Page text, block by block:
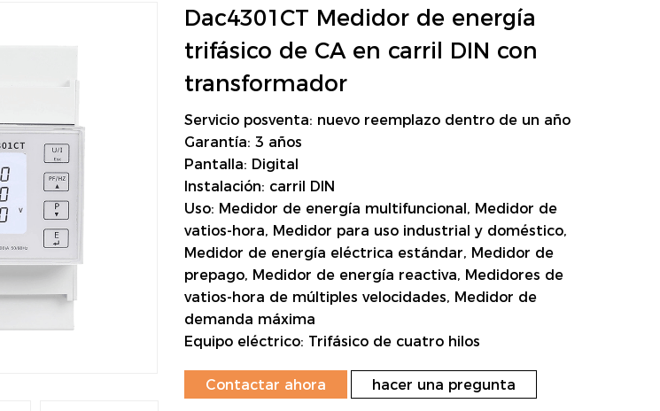
Dac4301CT Medidor de energía
trifásico de CA en carril DIN con
transformador
Servicio posventa: nuevo reemplazo dentro de un año
Garantía: 3 años
Pantalla: Digital
Instalación: carril DIN
Uso: Medidor de energía multifuncional, Medidor de
vatios-hora, Medidor para uso industrial y doméstico,
Medidor de energía eléctrica estándar, Medidor de
prepago, Medidor de energía reactiva, Medidores de
vatios-hora de múltiples velocidades, Medidor de
demanda máxima
Equipo eléctrico: Trifásico de cuatro hilos
Contactar ahora hacer una pregunta